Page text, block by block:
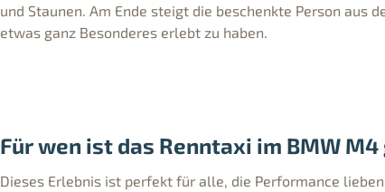
und Staunen. Am Ende steigt die beschenkte Person aus
etwas ganz Besonderes erlebt zu haben.
Für wen ist das Renntaxi im BMW
Dieses Erlebnis ist perfekt für alle, die Performance